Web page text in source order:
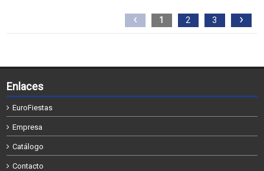
‹ 1 2 3 ›
Enlaces
EuroFiestas
Empresa
Catálogo
Contacto